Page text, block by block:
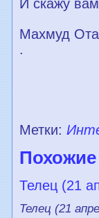
И скажу
Махмуд
.
Метки:
Похожие
Телец (21
Телец (21